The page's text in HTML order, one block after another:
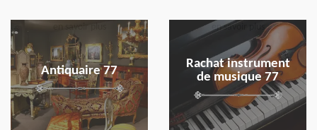
Antiquaire 77
en savoir plus
Rachat instrument
de musique 77
en savoir plus